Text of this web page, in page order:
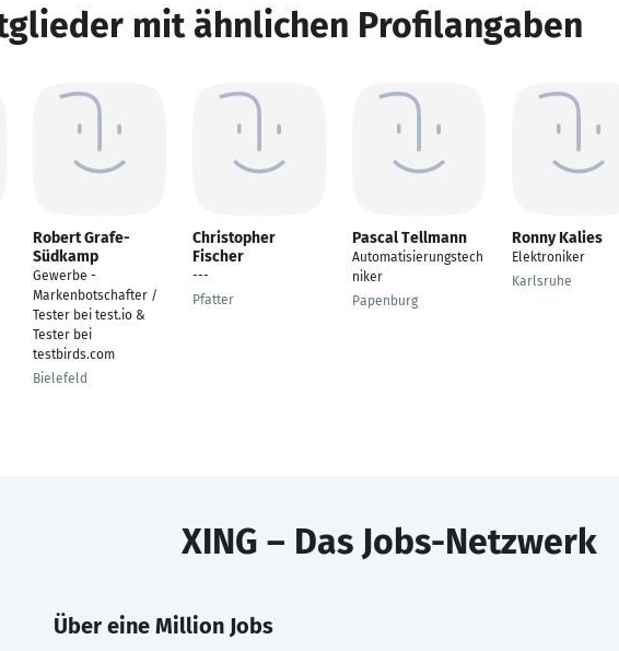
mit ähnlichen Profilangaben
Robert Grafe-
Südkamp
Gewerbe -
Markenbotschafter /
Tester bei test.io &
Tester bei
testbirds.com
Bielefeld
Christopher
Fischer
---
Pfatter
Pascal Tellmann
Automatisierungstech
niker
Papenburg
Ronny Kalies
Elektroniker
Karlsruhe
XING – Das Jobs-Netzwerk
Über eine Million Jobs